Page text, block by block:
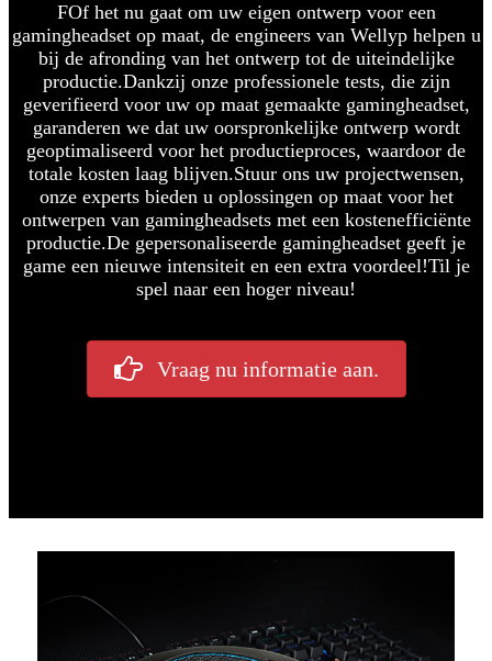
FOf het nu gaat om uw eigen ontwerp voor een
gamingheadset op maat, de engineers van Wellyp helpen u
bij de afronding van het ontwerp tot de uiteindelijke
productie.Dankzij onze professionele tests, die zijn
geverifieerd voor uw op maat gemaakte gamingheadset,
garanderen we dat uw oorspronkelijke ontwerp wordt
geoptimaliseerd voor het productieproces, waardoor de
totale kosten laag blijven.Stuur ons uw projectwensen,
onze experts bieden u oplossingen op maat voor het
ontwerpen van gamingheadsets met een kostenefficiënte
productie.De gepersonaliseerde gamingheadset geeft je
game een nieuwe intensiteit en een extra voordeel!Til je
spel naar een hoger niveau!
Vraag nu informatie aan.